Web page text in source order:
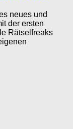
neues und
der ersten
Rätselfreaks